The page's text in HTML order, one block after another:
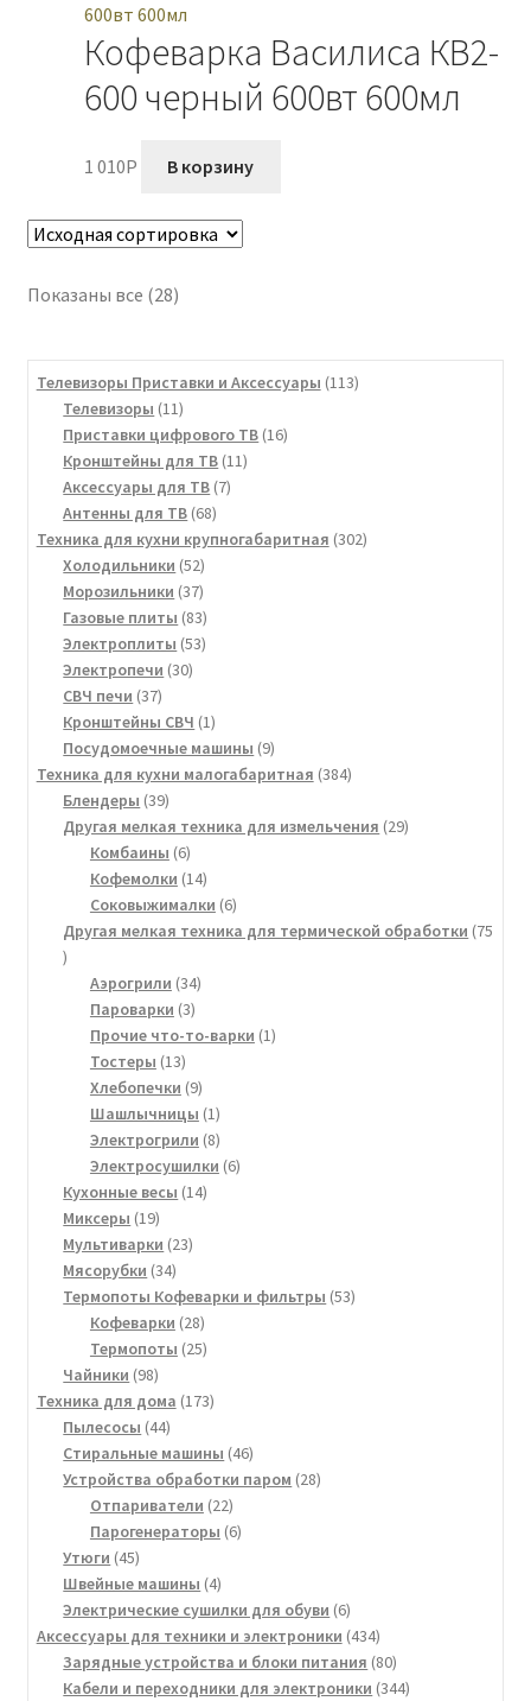
Кофеварка Василиса КВ2-
600 черный 600вт 600мл
1 010P В корзину
Показаны все (28)
Телевизоры Приставки и Аксессуары 113113
Телевизоры 1111
товаров
Приставки цифрового ТВ 1616
Кронштейны для ТВ 1111
Аксессуары для ТВ 77
Антенны для ТВ 6868
товаров
Техника для кухни крупногабаритная 302302
Холодильники 5252
товара
Морозильники 3737
товаров
Газовые плиты 8383
товара
Электроплиты 5353
Электропечи 3030
СВЧ печи 3737
товаров
Кронштейны СВЧ 11
товар
Посудомоечные машины 99
товаров
Техника для кухни малогабаритная 384384
Блендеры 3939
товаров
Другая мелкая техника для измельчения 2929
Комбаины 66
товаров
Кофемолки 1414
товаров
Соковыжималки 66
товаров
Другая мелкая техника для термической обработки 75
75
товаров
Аэрогрили 3434
Пароварки 33
товара
Прочие что-то-варки 11
Тостеры 1313
товаров
Хлебопечки 99
товаров
Шашлычницы 11
товар
Электрогрили 88
товаров
Электросушилки 66
Кухонные весы 1414
Миксеры 1919
товаров
Мультиварки 2323
Мясорубки 3434
товара
Термопоты Кофеварки и фильтры 5353
Кофеварки 2828
товаров
Термопоты 2525
Чайники 9898
товаров
Техника для дома 173173
Пылесосы 4444
товара
Стиральные машины 4646
товаров
Устройства обработки паром 2828
Отпариватели 2222
товара
Парогенераторы 66
Утюги 4545
товаров
Швейные машины 44
товара
Электрические сушилки для обуви 66
товаров
Аксессуары для техники и электроники 434434
товара
Зарядные устройства и блоки питания 8080
товаров
Кабели и переходники для электроники 344344